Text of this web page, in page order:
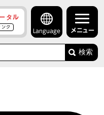
タル
ク
Language メニュー
検索